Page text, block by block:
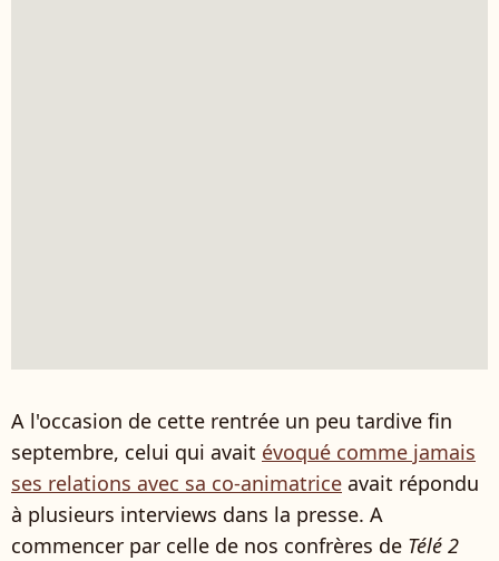
A l'occasion de cette rentrée un peu tardive fin
septembre, celui qui avait évoqué comme jamais
ses relations avec sa co-animatrice avait répondu
à plusieurs interviews dans la presse. A
commencer par celle de nos confrères de Télé 2